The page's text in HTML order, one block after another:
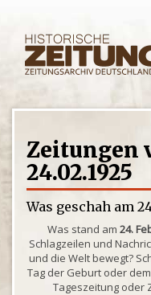
Zeitungen
24.02.1925
Was geschah am
Was stand am 24.
Schlagzeilen und
und die Welt bewegt?
Tag der Geburt oder
Tageszeitung oder